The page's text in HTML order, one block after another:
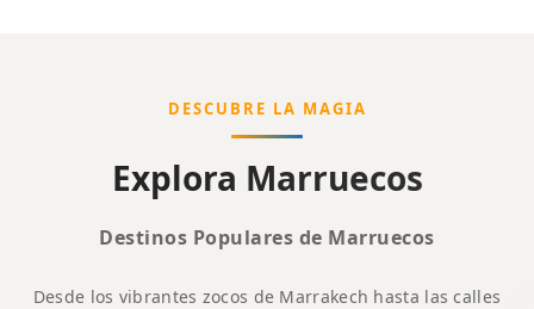
DESCUBRE LA MAGIA
Explora Marruecos
Destinos Populares de Marruecos
Desde los vibrantes zocos de Marrakech hasta las calles